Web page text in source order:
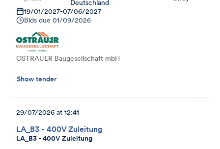
Deutschland
19/01/2027-07/06/2027
Bids due 01/09/2026
OSTRAUER Baugesellschaft mbH
Show tender
LA_B3 - 400V Zuleitung
LA_B3 - 400V Zuleitung
29/07/2026 at 12:41